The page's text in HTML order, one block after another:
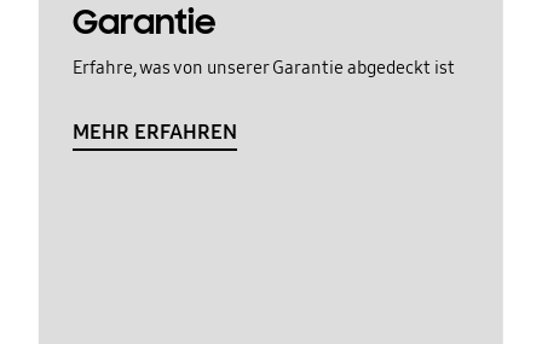
Garantie
Erfahre, was von unserer Garantie abgedeckt ist
MEHR ERFAHREN